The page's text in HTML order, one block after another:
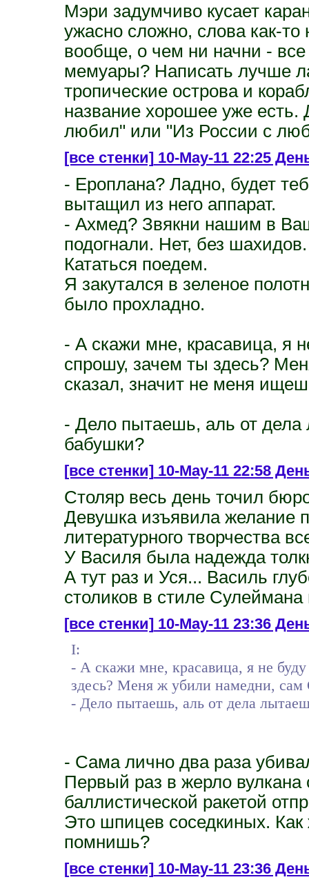
Мэри задумчиво кусает
ужасно сложно, слова как-то
вообще, о чем ни начни -
мемуары? Написать лучше
тропические острова и
название хорошее уже
любил" или "Из России с
[все стенки]10-May-11 22:25
- Ероплана? Ладно, будет
вытащил из него аппарат.
- Ахмед? Звякни нашим в
подогнали. Нет, без
Кататься поедем.
Я закутался в зеленое
было прохладно.
- А скажи мне, красавица, я
спрошу, зачем ты здесь?
сказал, значит не меня
- Дело пытаешь, аль от
бабушки?
[все стенки]10-May-11 22:58
Столяр весь день точил
Девушка изъявила желание
литературного творчества
У Василя была надежда
А тут раз и Уся... Василь
столиков в стиле Сулеймана
[все стенки]10-May-11 23:36
I:
- А скажи мне, красавица, я не
здесь? Меня ж убили намедни,
- Дело пытаешь, аль от дела
- Сама лично два раза
Первый раз в жерло
баллистической ракетой
Это шпицев соседкиных. Как
помнишь?
[все стенки]10-May-11 23:36